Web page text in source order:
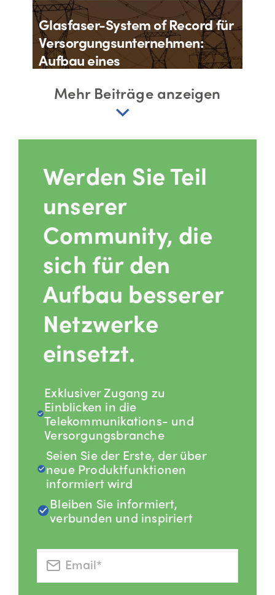
Glasfaser-System of Record für
Versorgungsunternehmen:
Aufbau eines
Stromnetzes mit einem
stärkeren Glasfaser-Backbone
2. Juli 2026
Mehr Beiträge anzeigen
Werden Sie Teil
unserer
Community, die
sich für den
Aufbau besserer
Netzwerke
einsetzt.
Exklusiver Zugang zu
Einblicken in die
Telekommunikations- und
Versorgungsbranche
Seien Sie der Erste, der über
neue Produktfunktionen
informiert wird
Bleiben Sie informiert,
verbunden und inspiriert